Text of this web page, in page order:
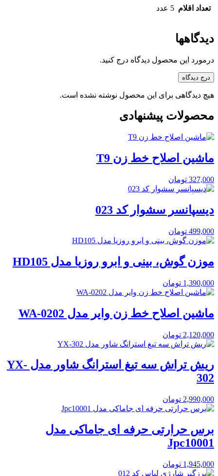
تعداد اقلام 5 عدد
دیدگاهها
درمورد این محصول دیدگاه درج کنید.
درج دیدگاه
هیچ دیدگاهی برای این محصول نوشته نشده است.
محصولات پیشنهادی
ماشین اصلاح خط زن T9
327,000 تومان
دیسپانسر سشوار کد 023
499,000 تومان
موزن گوش، بینی و ابرو روزیا مدل HD105
1,390,000 تومان
ماشین اصلاح خط زن وایر مدل WA-0202
2,120,000 تومان
ریش تراش سه تیغ استرانگ شاور مدل YX-
302
2,990,000 تومان
برس حرارتی حرفه ای جاماکی مدل
Jpc10001
1,945,000 تومان